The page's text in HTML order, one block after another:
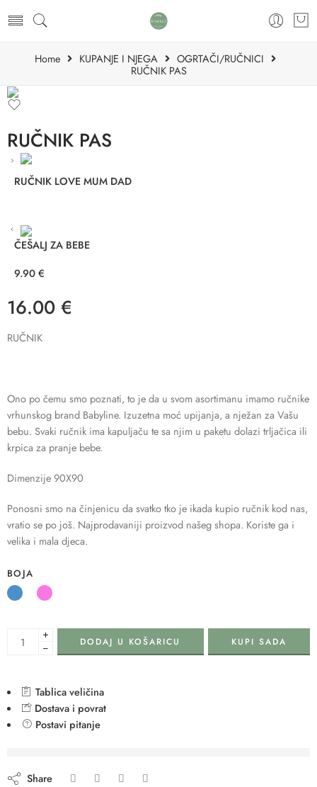
Home KUPANJE I NJEGA
OGRTAČI/RUČNICI
RUČNIK PAS
RUČNIK PAS
RUČNIK LOVE MUM DAD
ČEŠALJ ZA BEBE
9.90€
16.00 €
RUČNIK
Ono po čemu smo poznati, to je da u svom asortimanu imamo ručnike
vrhunskog brand Babyline. Izuzetna moć upijanja, a nježan za Vašu
bebu. Svaki ručnik ima kapuljaču te sa njim u paketu dolazi trljačica ili
krpica za pranje bebe.
Dimenzije 90X90
Ponosni smo na činjenicu da svatko tko je ikada kupio ručnik kod nas,
vratio se po još. Najprodavaniji proizvod našeg shopa. Koriste ga i
velika i mala djeca.
BOJA
+
−
DODAJ U KOŠARICU KUPI SADA
Tablica veličina
Dostava i povrat
Postavi pitanje
Share